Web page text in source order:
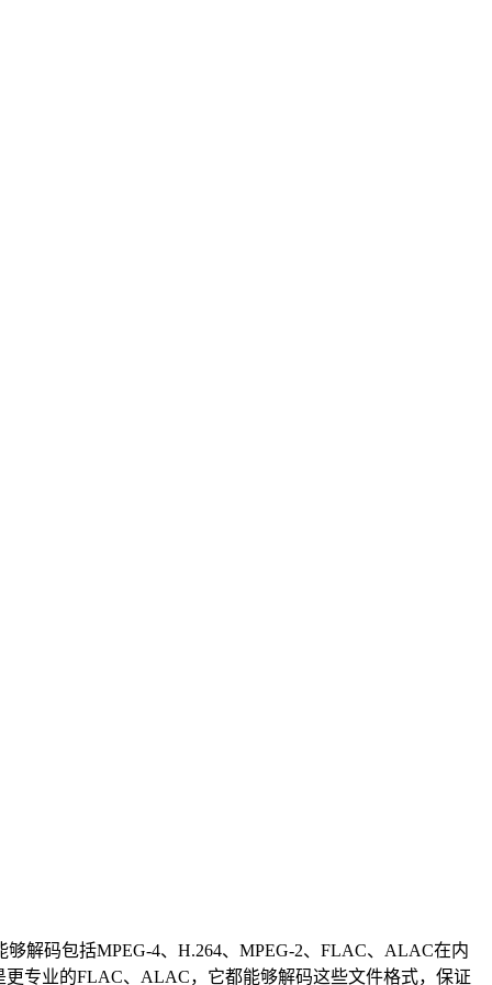
解码包括MPEG-4、H.264、MPEG-2、FLAC、ALAC在内
更专业的FLAC、ALAC，它都能够解码这些文件格式，保证